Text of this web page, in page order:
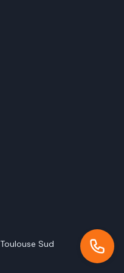
Toulouse Sud